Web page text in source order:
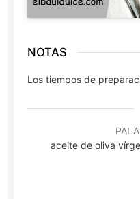
NOTAS
Los tiempos de
aceite de oliva